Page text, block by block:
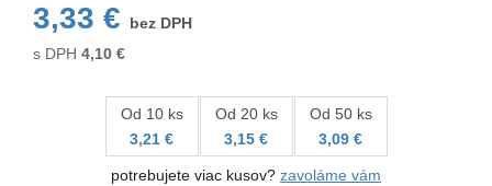
3,33 €
bez DPH
s DPH 4,10 €
Od 10 ks
3,21 €
Od 20 ks
3,15 €
Od 50 ks
3,09 €
potrebujete viac kusov? zavoláme vám